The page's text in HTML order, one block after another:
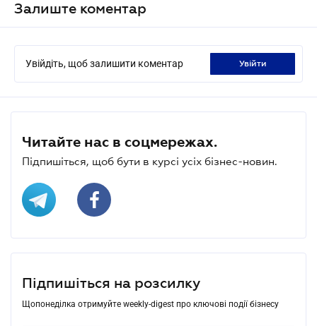
Залиште коментар
Увійдіть, щоб залишити коментар увійти
Читайте нас в соцмережах.
Підпишіться, щоб бути в курсі усіх бізнес-новин.
Підпишіться на розсилку
Щопонеділка отримуйте weekly-digest про ключові події бізнесу